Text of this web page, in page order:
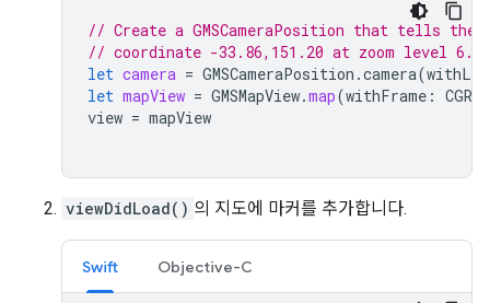
// Create a GMSCameraPosition that tells the
// coordinate -33.86,151.20 at zoom level 6.
let camera = GMSCameraPosition .camera(
let mapView = GMSMapView.map(withFrame :
view = mapView
viewDidLoad() 의 지도에 마커를 추가합니다.
Swift Objective-C